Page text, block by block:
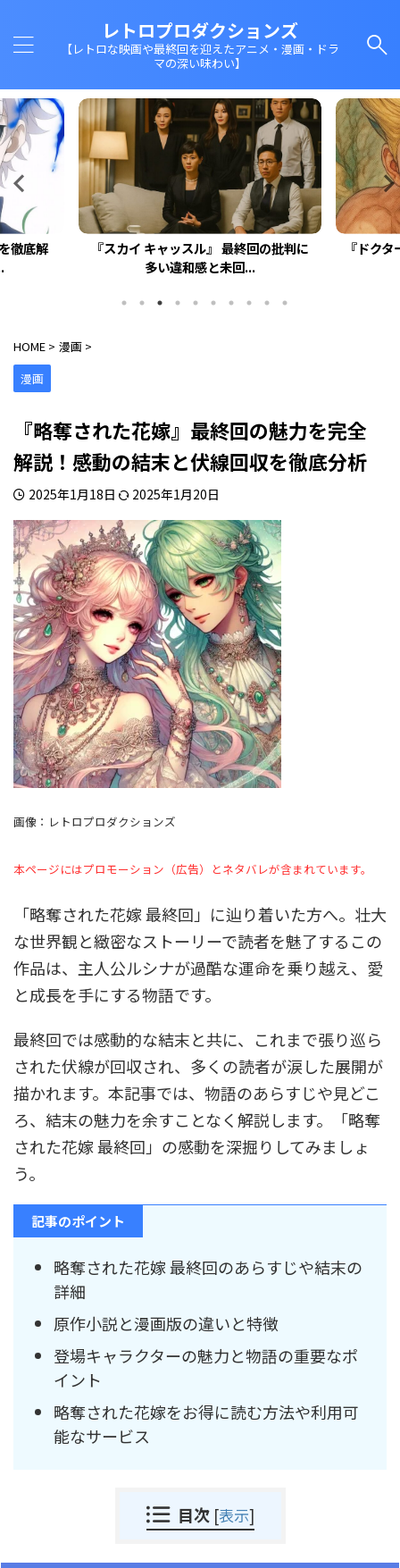
レトロプロダクションズ
【レトロな映画や最終回を迎えたアニメ・漫画・ドラ
マの深い味わい】
徹底解
『スカイ キャッスル』 最終回の批判に
多い違和感と未回...
『ドク
HOME > 漫画 >
漫画
『略奪された花嫁』最終回の魅力を完全
解説！感動の結末と伏線回収を徹底分析
2025年1月18日 2025年1月20日
画像：レトロプロダクションズ
本ページにはプロモーション（広告）とネタバレが含まれています。
「略奪された花嫁 最終回」に辿り着いた方へ。壮大
な世界観と緻密なストーリーで読者を魅了するこの
作品は、主人公ルシナが過酷な運命を乗り越え、愛
と成長を手にする物語です。
最終回では感動的な結末と共に、これまで張り巡ら
された伏線が回収され、多くの読者が涙した展開が
描かれます。本記事では、物語のあらすじや見どこ
ろ、結末の魅力を余すことなく解説します。「略奪
された花嫁 最終回」の感動を深掘りしてみましょ
う。
記事のポイント
略奪された花嫁 最終回のあらすじや結末の
詳細
原作小説と漫画版の違いと特徴
登場キャラクターの魅力と物語の重要なポ
イント
略奪された花嫁をお得に読む方法や利用可
能なサービス
目次 [表示]